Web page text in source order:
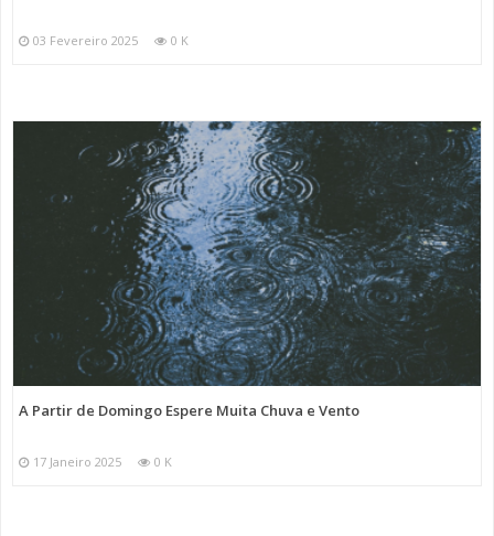
03 Fevereiro 2025 0 K
A Partir de Domingo Espere Muita Chuva e Vento
17 Janeiro 2025 0 K